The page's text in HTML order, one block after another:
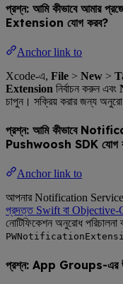
প্রশ্ন: আমি কীভাবে আমার
Extension যোগ করব?
Anchor link to
Xcode-এ, File > New >
Extension নির্বাচন করুন এবং
চাপুন। সক্রিয় করার জন্য
প্রশ্ন: আমি কীভাবে
Pushwoosh SDK যোগ
Anchor link to
আপনার Notification
প্রদত্ত Swift বা Objective-
নোটিফিকেশন অনুরোধ পরিচালনা
প্রশ্ন: App Groups-এর